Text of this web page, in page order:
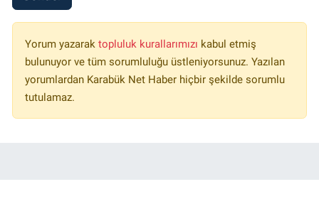
Yorum yazarak topluluk kurallarımızı kabul etmiş
bulunuyor ve tüm sorumluluğu üstleniyorsunuz. Yazılan
yorumlardan Karabük Net Haber hiçbir şekilde sorumlu
tutulamaz.